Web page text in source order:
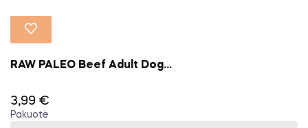
RAW PALEO Beef Adult Dog...
3,99 €
Pakuotė